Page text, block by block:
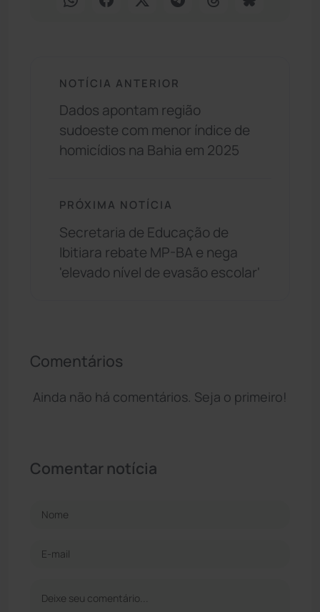
NOTÍCIA ANTERIOR
Dados apontam região
sudoeste com menor índice de
homicídios na Bahia em 2025
PRÓXIMA NOTÍCIA
Secretaria de Educação de
Ibitiara rebate MP-BA e nega
'elevado nível de evasão escolar'
Comentários
Ainda não há comentários. Seja o primeiro!
Comentar notícia